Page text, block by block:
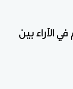
الآراء بين